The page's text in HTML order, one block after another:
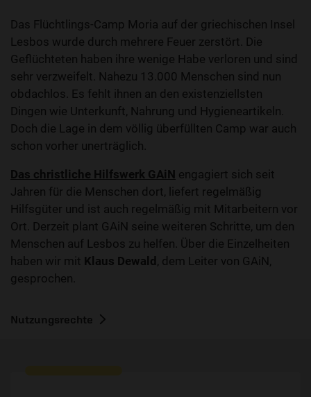
Das Flüchtlings-Camp Moria auf der griechischen Insel
Lesbos wurde durch mehrere Feuer zerstört. Die
Geflüchteten haben ihre wenige Habe verloren und sind
sehr verzweifelt. Nahezu 13.000 Menschen sind nun
obdachlos. Es fehlt ihnen an den existenziellsten
Dingen wie Unterkunft, Nahrung und Hygieneartikeln.
Doch die Lage in dem völlig überfüllten Camp war auch
schon vorher unerträglich.
Das christliche Hilfswerk GAiN engagiert sich seit
Jahren für die Menschen dort, liefert regelmäßig
Hilfsgüter und ist auch regelmäßig mit Mitarbeitern vor
Ort. Derzeit plant GAiN seine weiteren Schritte, um den
Menschen auf Lesbos zu helfen. Über die Einzelheiten
haben wir mit Klaus Dewald , dem Leiter von GAiN,
gesprochen.
Nutzungsrechte